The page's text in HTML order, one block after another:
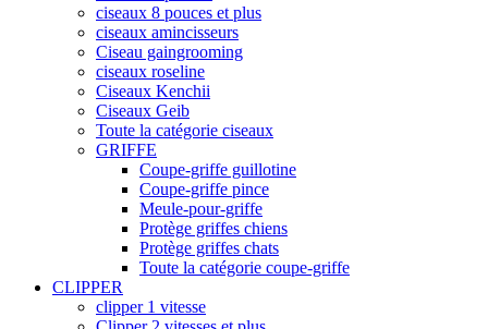
ciseaux 8 pouces et plus
ciseaux amincisseurs
Ciseau gaingrooming
ciseaux roseline
Ciseaux Kenchii
Ciseaux Geib
Toute la catégorie ciseaux
GRIFFE
Coupe-griffe guillotine
Coupe-griffe pince
Meule-pour-griffe
Protège griffes chiens
Protège griffes chats
Toute la catégorie coupe-griffe
CLIPPER
clipper 1 vitesse